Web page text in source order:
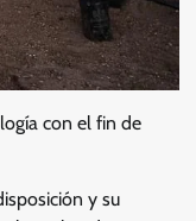
con el fin de
y su